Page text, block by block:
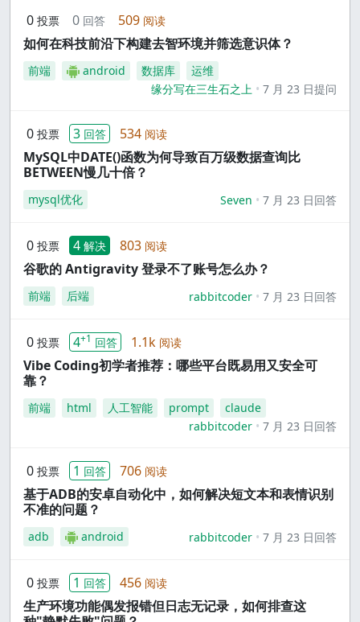
0 投票 0 回答 509 阅读
如何在科技前沿下构建去智环境并筛选意识体？
前端 android 数据库
运维
缘分写在三生石之上
7 月 23 日提问
0 投票 3 回答 534 阅读
MySQL中DATE()函数为何导致百万级数据查询比
BETWEEN慢几十倍？
mysql优化 Seven 7 月 23 日回答
0 投票 4 解决 803 阅读
谷歌的 Antigravity 登录不了账号怎么办？
前端 后端 rabbitcoder 7 月 23 日回答
0 投票 4+1 回答 1.1k 阅读
Vibe Coding初学者推荐：哪些平台既易用又安全可
靠？
前端 html 人工智能 prompt
claude
rabbitcoder
7 月 23 日回答
0 投票 1 回答 706 阅读
基于ADB的安卓自动化中，如何解决短文本和表情识别
不准的问题？
adb android rabbitcoder 7 月 23 日回答
0 投票 1 回答 456 阅读
生产环境功能偶发报错但日志无记录，如何排查这